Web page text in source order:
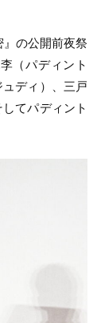
の公開前夜祭
（パディント
ディ）、三戸
てパディント